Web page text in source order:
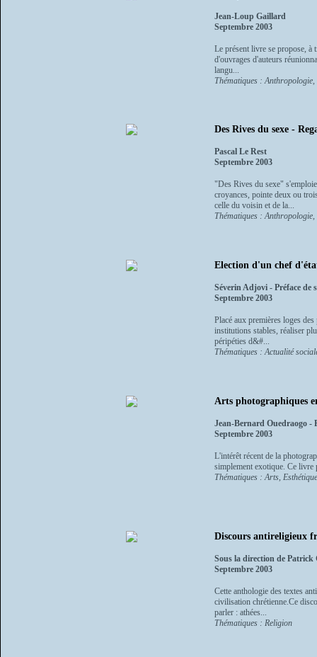
Jean-Loup Gaillard
Septembre 2003
Le présent livre se propose, à
d'ouvrages d'auteurs
langu...
Thématiques :
Des Rives du sexe -
Pascal Le Rest
Septembre 2003
"Des Rives du sexe"
croyances, pointe deux ou
celle du voisin et de la...
Thématiques :
Election d'un chef
Séverin Adjovi - Préface de
Septembre 2003
Placé aux premières loges
institutions stables, réaliser
péripéties d&#...
Thématiques : Actualité
Arts photographiques
Jean-Bernard Ouedraogo -
Septembre 2003
L'intérêt récent de la
simplement exotique. Ce livre
Thématiques : Arts,
Discours antireligieux
Sous la direction de Patrick
Septembre 2003
Cette anthologie des textes
civilisation chrétienne.Ce
parler : athées...
Thématiques : Religion